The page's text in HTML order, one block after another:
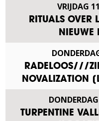
VRIJDAG 11
RITUALS
NIEUWE
RADELOOS///
NOVALIZATION
DONDERDAG
TURPENTINE